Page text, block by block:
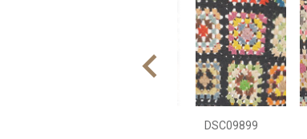
DSC09899